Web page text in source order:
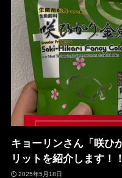
キョーリンさん「咲ひ
リットを紹介します！！
2025年5月18日